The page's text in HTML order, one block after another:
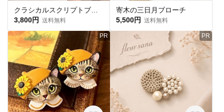
3,800円 送料無料
寄木の三日月ブローチ
5,500円 送料無料
PR PR